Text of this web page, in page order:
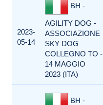
2023-
05-14
BH -
AGILITY DOG -
ASSOCIAZIONE
SKY DOG
COLLEGNO TO -
14 MAGGIO
2023 (ITA)
BH -